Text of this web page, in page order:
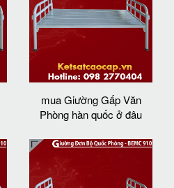
mua Giường Gấp Văn
Phòng hàn quốc ở đâu